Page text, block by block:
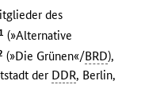
des
(»Alternative
(»Die Grünen«/BRD),
der DDR, Berlin,